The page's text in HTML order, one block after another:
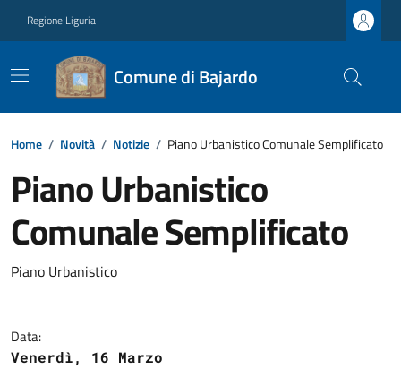
Regione Liguria
Comune di Bajardo
Home / Novità / Notizie / Piano Urbanistico Comunale Semplificato
Piano Urbanistico
Comunale Semplificato
Piano Urbanistico
Data:
Venerdì, 16 Marzo